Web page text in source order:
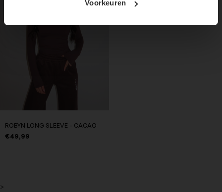
Voorkeuren
ROBYN LONG SLEEVE - CACAO
€49,99
>